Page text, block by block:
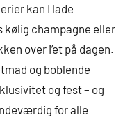
kan I lade
kølig champagne eller
over i’et på dagen.
og boblende
og fest – og
for alle